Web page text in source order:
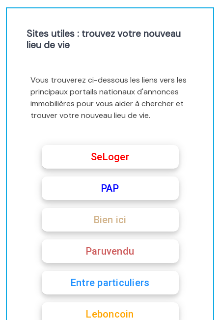
Sites utiles : trouvez votre nouveau
lieu de vie
Vous trouverez ci-dessous les liens vers les
principaux portails nationaux d'annonces
immobilières pour vous aider à chercher et
trouver votre nouveau lieu de vie.
SeLoger
PAP
Bien ici
Paruvendu
Entre particuliers
Leboncoin